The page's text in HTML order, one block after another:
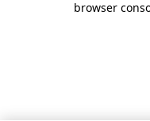
browser